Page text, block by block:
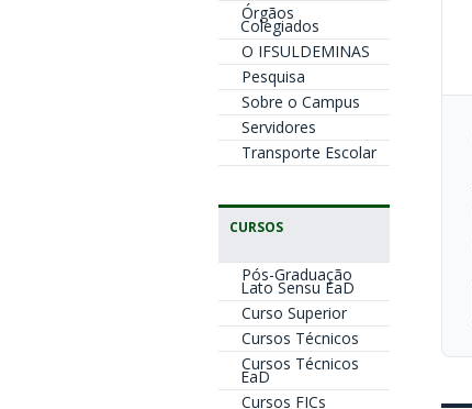
Órgãos
Colegiados
O IFSULDEMINAS
Pesquisa
Sobre o Campus
Servidores
Transporte Escolar
CURSOS
Pós-Graduação
Lato Sensu EaD
Curso Superior
Cursos Técnicos
Cursos Técnicos
EaD
Cursos FICs